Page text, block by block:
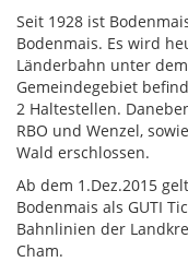
Seit 1928 ist
Bodenmais. Es wird
Länderbahn unter
Gemeindegebiet
2 Haltestellen.
RBO und Wenzel,
Wald erschlossen.
Ab dem 1.Dez.2015
Bodenmais als GUTI
Bahnlinien der
Cham.